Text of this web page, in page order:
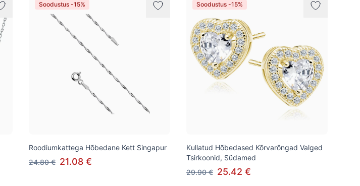
Soodustus -15%
Roodiumkattega Hõbedane Kett Singapur
24.80 € 21.08 €
Soodustus -15%
Kullatud Hõbedased Kõrvarõngad Valged
Tsirkoonid, Südamed
29.90 € 25.42 €